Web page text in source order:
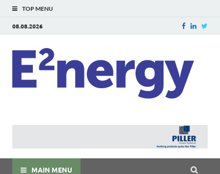
TOP MENU
08.08.2026
MAIN MENU